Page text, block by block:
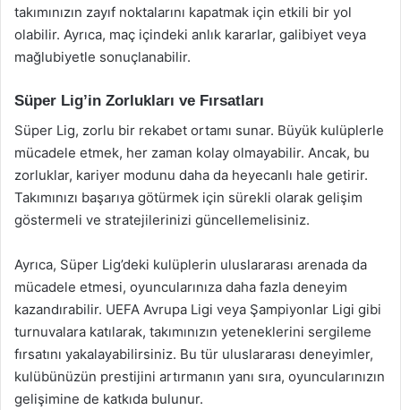
takımınızın zayıf noktalarını kapatmak için etkili bir yol
olabilir. Ayrıca, maç içindeki anlık kararlar, galibiyet veya
mağlubiyetle sonuçlanabilir.
Süper Lig’in Zorlukları ve Fırsatları
Süper Lig, zorlu bir rekabet ortamı sunar. Büyük kulüplerle
mücadele etmek, her zaman kolay olmayabilir. Ancak, bu
zorluklar, kariyer modunu daha da heyecanlı hale getirir.
Takımınızı başarıya götürmek için sürekli olarak gelişim
göstermeli ve stratejilerinizi güncellemelisiniz.
Ayrıca, Süper Lig’deki kulüplerin uluslararası arenada da
mücadele etmesi, oyuncularınıza daha fazla deneyim
kazandırabilir. UEFA Avrupa Ligi veya Şampiyonlar Ligi gibi
turnuvalara katılarak, takımınızın yeteneklerini sergileme
fırsatını yakalayabilirsiniz. Bu tür uluslararası deneyimler,
kulübünüzün prestijini artırmanın yanı sıra, oyuncularınızın
gelişimine de katkıda bulunur.